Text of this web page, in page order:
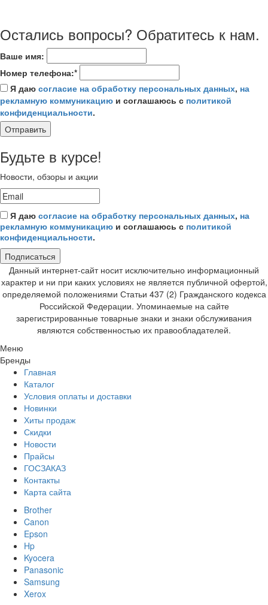
Остались вопросы? Обратитесь к нам.
Ваше имя:
Номер телефона:*
Я даю согласие на обработку персональных данных, на
рекламную коммуникацию и соглашаюсь с политикой
конфиденциальности.
Отправить
Будьте в курсе!
Новости, обзоры и акции
Я даю согласие на обработку персональных данных, на
рекламную коммуникацию и соглашаюсь с политикой
конфиденциальности.
Подписаться
Данный интернет-сайт носит исключительно информационный
характер и ни при каких условиях не является публичной офертой,
определяемой положениями Статьи 437 (2) Гражданского кодекса
Российской Федерации. Упоминаемые на сайте
зарегистрированные товарные знаки и знаки обслуживания
являются собственностью их правообладателей.
Меню
Бренды
Главная
Каталог
Условия оплаты и доставки
Новинки
Хиты продаж
Скидки
Новости
Прайсы
ГОСЗАКАЗ
Контакты
Карта сайта
Brother
Canon
Epson
Hp
Kyocera
Panasonic
Samsung
Xerox